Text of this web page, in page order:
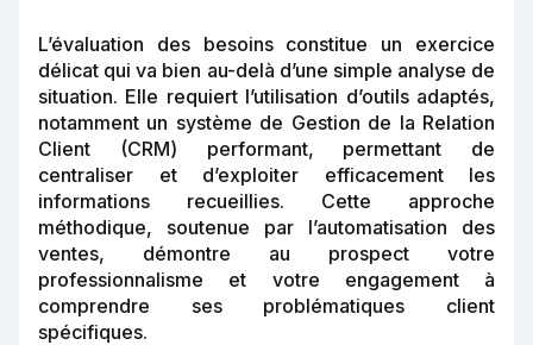
L’évaluation des besoins constitue un exercice
délicat qui va bien au-delà d’une simple analyse de
situation. Elle requiert l’utilisation d’outils adaptés,
notamment un système de Gestion de la Relation
Client (CRM) performant, permettant de
centraliser et d’exploiter efficacement les
informations recueillies. Cette approche
méthodique, soutenue par l’automatisation des
ventes, démontre au prospect votre
professionnalisme et votre engagement à
comprendre ses problématiques client
spécifiques.